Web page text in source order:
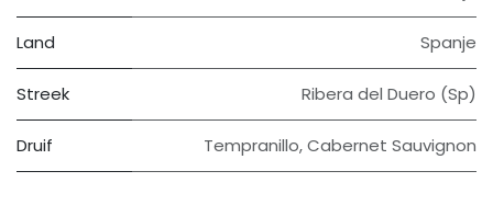
Land Spanje
Streek Ribera del Duero (Sp)
Druif Tempranillo,Cabernet Sauvignon